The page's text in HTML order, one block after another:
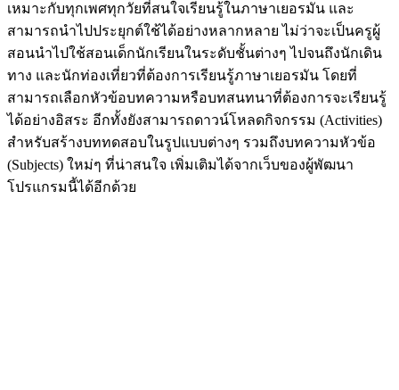
เหมาะกับทุกเพศทุกวัยที่สนใจเรียนรู้ในภาษาเยอรมัน และ
สามารถนำไปประยุกต์ใช้ได้อย่างหลากหลาย ไม่ว่าจะเป็นครูผู้
สอนนำไปใช้สอนเด็กนักเรียนในระดับชั้นต่างๆ ไปจนถึงนักเดิน
ทาง และนักท่องเที่ยวที่ต้องการเรียนรู้ภาษาเยอรมัน โดยที่
สามารถเลือกหัวข้อบทความหรือบทสนทนาที่ต้องการจะเรียนรู้
ได้อย่างอิสระ อีกทั้งยังสามารถดาวน์โหลดกิจกรรม (Activities)
สำหรับสร้างบททดสอบในรูปแบบต่างๆ รวมถึงบทความหัวข้อ
(Subjects) ใหม่ๆ ที่น่าสนใจ เพิ่มเติมได้จากเว็บของผู้พัฒนา
โปรแกรมนี้ได้อีกด้วย